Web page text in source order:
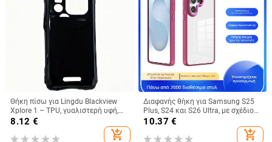
Θήκη πίσω για Lingdu Blackview
Xplore 1 – TPU, γυαλιστερή υφή,
κατασκευή με έγχυση,
8.12 €
add_shopping_cart
Διαφανής θήκη για Samsung S25
Plus, S24 και S26 Ultra, με σχέδιο
Gold Shield Eagle Eye
10.37 €
add_shopping_cart